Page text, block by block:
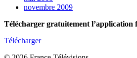
novembre 2009
Télécharger gratuitement l’application
Télécharger